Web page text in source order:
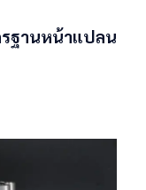
ฐานหน้าแปลน